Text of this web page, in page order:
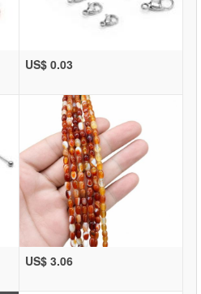
US$ 0.03
US$ 3.06